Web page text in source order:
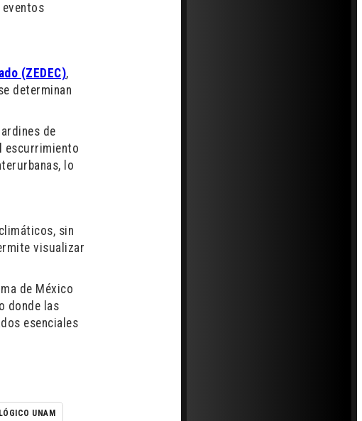
(ZEDEC),
determinan
de
escurrimiento
lo
sin
visualizar
de México
donde las
esenciales
UNAM